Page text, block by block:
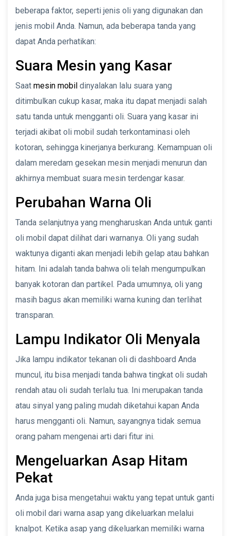
beberapa faktor, seperti jenis oli yang digunakan dan
jenis mobil Anda. Namun, ada beberapa tanda yang
dapat Anda perhatikan:
Suara Mesin yang Kasar
Saat mesin mobil dinyalakan lalu suara yang
ditimbulkan cukup kasar, maka itu dapat menjadi salah
satu tanda untuk mengganti oli. Suara yang kasar ini
terjadi akibat oli mobil sudah terkontaminasi oleh
kotoran, sehingga kinerjanya berkurang. Kemampuan oli
dalam meredam gesekan mesin menjadi menurun dan
akhirnya membuat suara mesin terdengar kasar.
Perubahan Warna Oli
Tanda selanjutnya yang mengharuskan Anda untuk ganti
oli mobil dapat dilihat dari warnanya. Oli yang sudah
waktunya diganti akan menjadi lebih gelap atau bahkan
hitam. Ini adalah tanda bahwa oli telah mengumpulkan
banyak kotoran dan partikel. Pada umumnya, oli yang
masih bagus akan memiliki warna kuning dan terlihat
transparan.
Lampu Indikator Oli Menyala
Jika lampu indikator tekanan oli di dashboard Anda
muncul, itu bisa menjadi tanda bahwa tingkat oli sudah
rendah atau oli sudah terlalu tua. Ini merupakan tanda
atau sinyal yang paling mudah diketahui kapan Anda
harus mengganti oli. Namun, sayangnya tidak semua
orang paham mengenai arti dari fitur ini.
Mengeluarkan Asap Hitam
Pekat
Anda juga bisa mengetahui waktu yang tepat untuk ganti
oli mobil dari warna asap yang dikeluarkan melalui
knalpot. Ketika asap yang dikeluarkan memiliki warna